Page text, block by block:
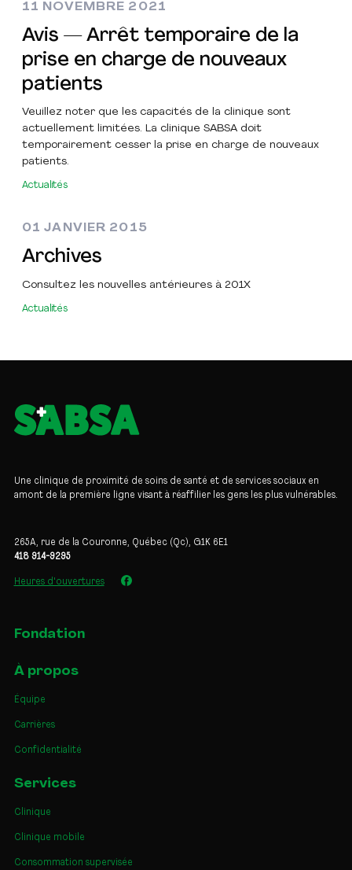
11 NOVEMBRE 2021
Avis — Arrêt temporaire de la
prise en charge de nouveaux
patients
Veuillez noter que les capacités de la clinique sont
actuellement limitées. La clinique SABSA doit
temporairement cesser la prise en charge de nouveaux
patients.
Actualités
01 JANVIER 2015
Archives
Consultez les nouvelles antérieures à 201X
Actualités
Une clinique de proximité de soins de santé et de services sociaux en
amont de la première ligne visant à réaffilier les gens les plus vulnérables.
265A, rue de la Couronne, Québec (Qc), G1K 6E1
418 914-9295
Heures d'ouvertures
Fondation
À propos
Équipe
Carrières
Confidentialité
Services
Clinique
Clinique mobile
Consommation supervisée